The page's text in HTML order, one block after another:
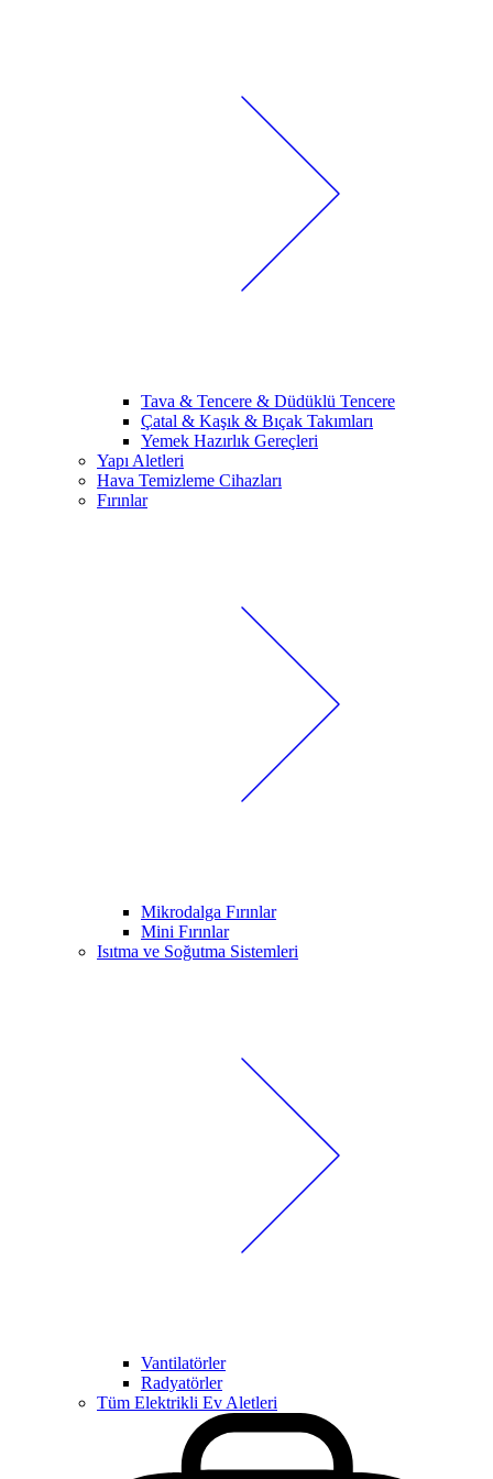
Tava & Tencere & Düdüklü Tencere
Çatal & Kaşık & Bıçak Takımları
Yemek Hazırlık Gereçleri
Yapı Aletleri
Hava Temizleme Cihazları
Fırınlar
Mikrodalga Fırınlar
Mini Fırınlar
Isıtma ve Soğutma Sistemleri
Vantilatörler
Radyatörler
Tüm Elektrikli Ev Aletleri